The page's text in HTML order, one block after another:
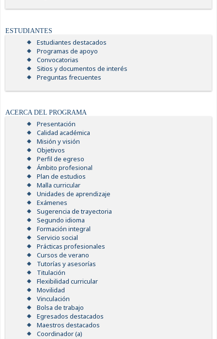
ESTUDIANTES
Estudiantes destacados
Programas de apoyo
Convocatorias
Sitios y documentos de interés
Preguntas frecuentes
ACERCA DEL PROGRAMA
Presentación
Calidad académica
Misión y visión
Objetivos
Perfil de egreso
Ámbito profesional
Plan de estudios
Malla curricular
Unidades de aprendizaje
Exámenes
Sugerencia de trayectoria
Segundo idioma
Formación integral
Servicio social
Prácticas profesionales
Cursos de verano
Tutorías y asesorías
Titulación
Flexibilidad curricular
Movilidad
Vinculación
Bolsa de trabajo
Egresados destacados
Maestros destacados
Coordinador (a)